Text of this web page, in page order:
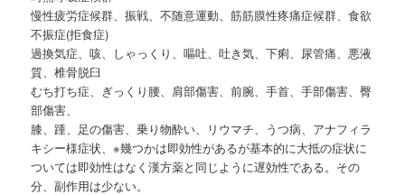
慢性疲労症候群、振戦、不随意運動、筋筋膜性疼痛症候群、食欲
不振症(拒食症)
過換気症、咳、しゃっくり、嘔吐、吐き気、下痢、尿管痛、悪液
質、椎骨脱臼
むち打ち症、ぎっくり腰、肩部傷害、前腕、手首、手部傷害、臀
部傷害、
膝、踵、足の傷害、乗り物酔い、リウマチ、うつ病、アナフィラ
キシー様症状、※幾つかは即効性があるが基本的に大抵の症状に
ついては即効性はなく漢方薬と同じように遅効性である。その
分、副作用は少ない。